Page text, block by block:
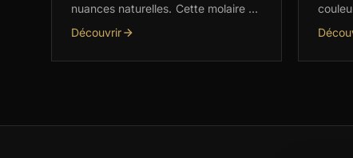
nuances naturelles. Cette molaire de
mammouth stabilisée, avec ses
pour les manches de …
Découvrir
est